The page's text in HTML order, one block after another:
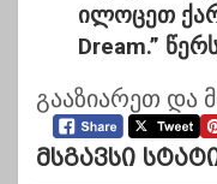
ილოცეთ
Dream.”
გააზიარეთ და
Მსგავსი